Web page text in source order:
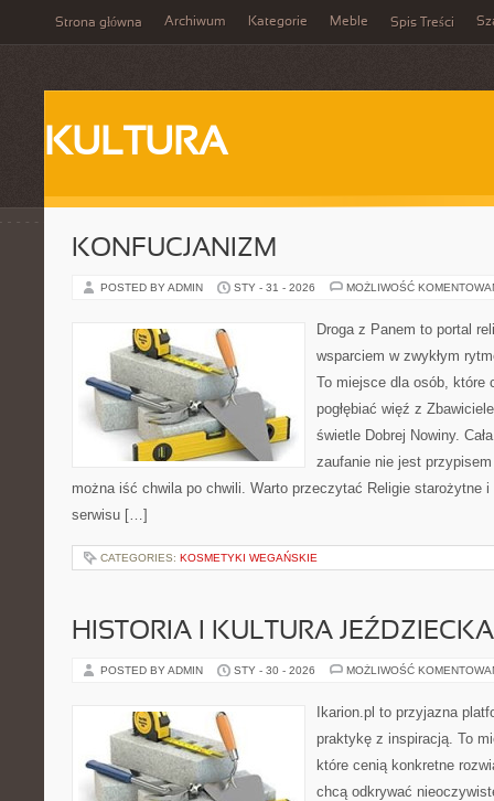
Strona główna Archiwum Kategorie Meble Spis Treści
KULTURA
KONFUCJANIZM
POSTED BY ADMIN STY - 31 - 2026 MOŻLIWOŚĆ
Droga z Panem to portal
wsparciem w zwykłym
To miejsce dla osób, które
pogłębiać więź z
świetle Dobrej Nowiny.
zaufanie nie jest
można iść chwila po chwili. Warto przeczytać Religie starożytne i
serwisu […]
CATEGORIES: KOSMETYKI WEGAŃSKIE
HISTORIA I KULTURA JEŹDZIECKA
POSTED BY ADMIN STY - 30 - 2026 MOŻLIWOŚĆ
Ikarion.pl to przyjazna
praktykę z inspiracją. To
które cenią konkretne
chcą odkrywać